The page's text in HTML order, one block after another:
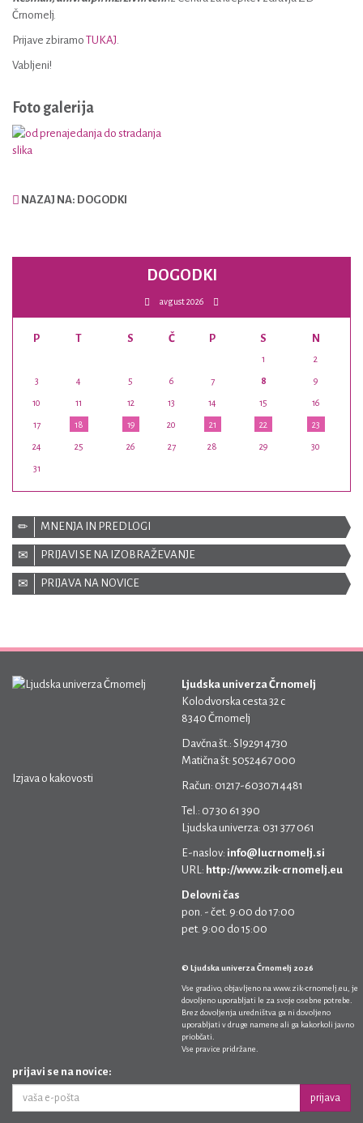
Črnomelj.
Prijave zbiramo TUKAJ.
Vabljeni!
Foto galerija
NAZAJ NA: DOGODKI
DOGODKI
avgust 2026
P T S Č P S N
1 2
3 4 5 6 7 8 9
10 11 12 13 14 15 16
17 18 19 20 21 22 23
24 25 26 27 28 29 30
31
MNENJA IN PREDLOGI
PRIJAVI SE NA IZOBRAŽEVANJE
PRIJAVA NA NOVICE
Izjava o kakovosti
Ljudska univerza Črnomelj
Kolodvorska cesta 32 c
8340 Črnomelj
Davčna št.: SI92914730
Matična št: 5052467 000
Račun: 01217-6030714481
Tel.: 07 30 61 390
Ljudska univerza: 031 377 061
E-naslov: info@lucrnomelj.si
URL: http://www.zik-crnomelj.eu
Delovni čas
pon. - čet. 9:00 do 17:00
pet. 9:00 do 15:00
© Ljudska univerza Črnomelj 2026
Vse gradivo, objavljeno na www.zik-crnomelj.eu , je
dovoljeno uporabljati le za svoje osebne potrebe.
Brez dovoljenja uredništva ga ni dovoljeno
uporabljati v druge namene ali ga kakorkoli javno
priobčati.
Vse pravice pridržane.
prijavi se na novice:
prijava